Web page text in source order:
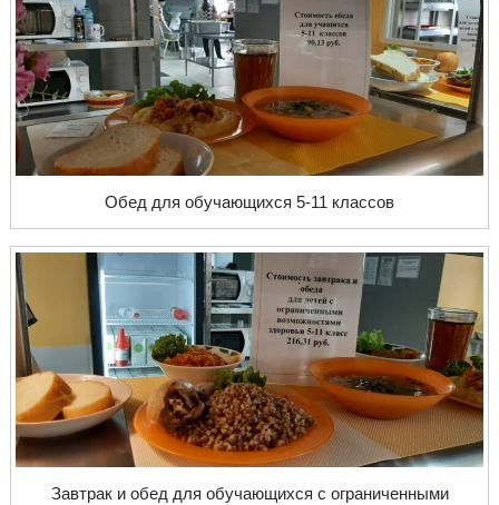
Обед для обучающихся 5-11 классов
Завтрак и обед для обучающихся с ограниченными